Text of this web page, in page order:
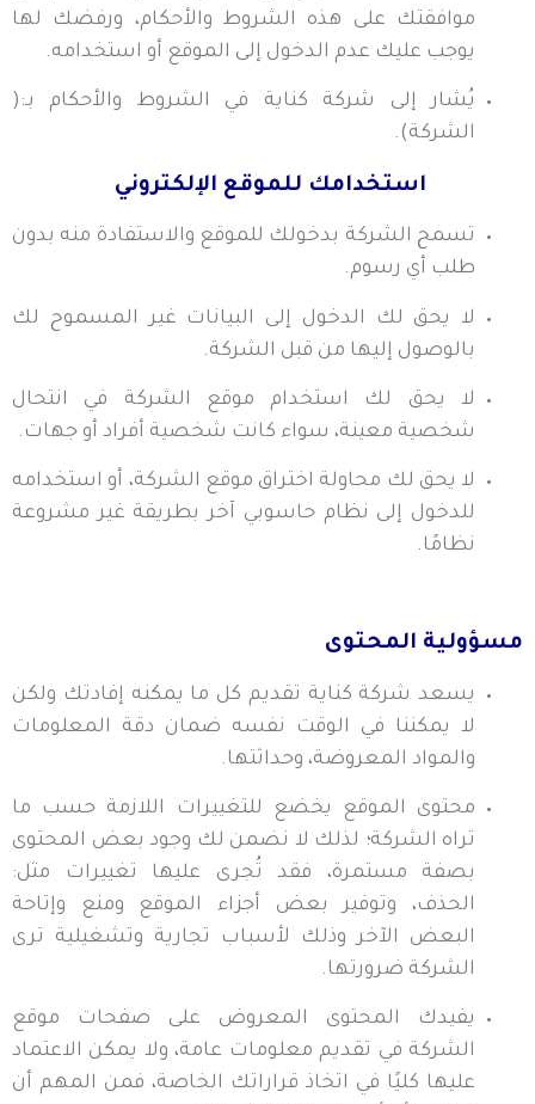
موافقتك على هذه الشروط والأحكام، ورفضك لها
يوجب عليك عدم الدخول إلى الموقع أو استخدامه.
يُشار إلى شركة كناية في الشروط والأحكام بـ:(
الشركة).
استخدامك للموقع الإلكتروني
تسمح الشركة بدخولك للموقع والاستفادة منه بدون
طلب أي رسوم.
لا يحق لك الدخول إلى البيانات غير المسموح لك
بالوصول إليها من قبل الشركة.
لا يحق لك استخدام موقع الشركة في انتحال
شخصية معينة، سواء كانت شخصية أفراد أو جهات.
لا يحق لك محاولة اختراق موقع الشركة، أو استخدامه
للدخول إلى نظام حاسوبي آخر بطريقة غير مشروعة
نظامًا.
مسؤولية المحتوى
يسعد شركة كناية تقديم كل ما يمكنه إفادتك ولكن
لا يمكننا في الوقت نفسه ضمان دقة المعلومات
والمواد المعروضة، وحداثتها.
محتوى الموقع يخضع للتغييرات اللازمة حسب ما
تراه الشركة؛ لذلك لا نضمن لك وجود بعض المحتوى
بصفة مستمرة، فقد تُجرى عليها تغييرات مثل:
الحذف، وتوفير بعض أجزاء الموقع ومنع وإتاحة
البعض الآخر وذلك لأسباب تجارية وتشغيلية ترى
الشركة ضرورتها.
يفيدك المحتوى المعروض على صفحات موقع
الشركة في تقديم معلومات عامة، ولا يمكن الاعتماد
عليها كليًا في اتخاذ قراراتك الخاصة، فمن المهم أن